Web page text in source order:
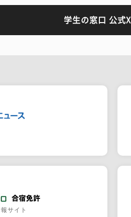
学生の窓口 公式X
サイト